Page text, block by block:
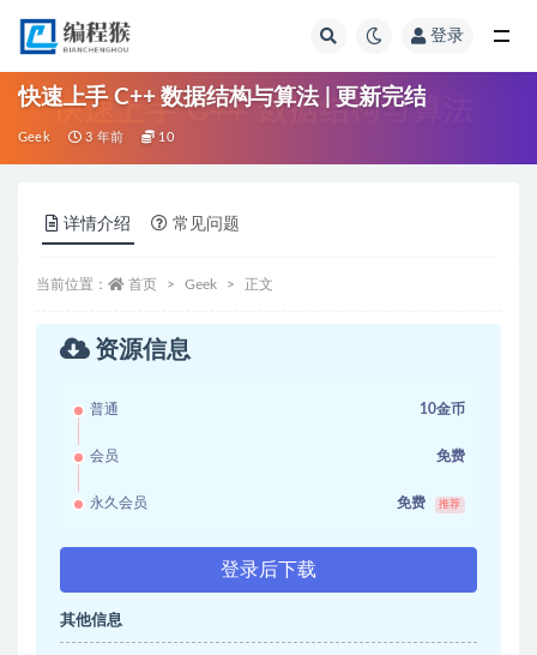
登录
快速上手 C++ 数据结构与算法 | 更新完结
Geek 3 年前 10
详情介绍 常见问题
当前位置： 首页 Geek 正文
资源信息
普通 10金币
会员 免费
永久会员 免费 推荐
登录后下载
其他信息